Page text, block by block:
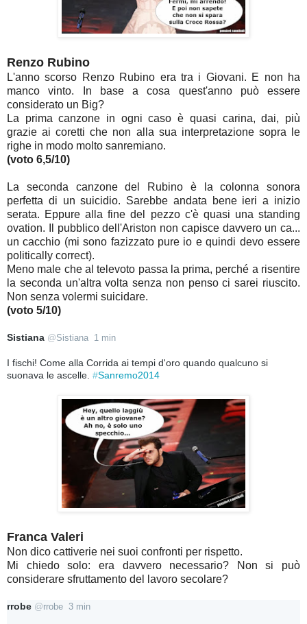
Renzo Rubino
L'anno scorso Renzo Rubino era tra i Giovani. E non ha
manco vinto. In base a cosa quest'anno può essere
considerato un Big?
La prima canzone in ogni caso è quasi carina, dai, più
grazie ai coretti che non alla sua interpretazione sopra le
righe in modo molto sanremiano.
(voto 6,5/10)
La seconda canzone del Rubino è la colonna sonora
perfetta di un suicidio. Sarebbe andata bene ieri a inizio
serata. Eppure alla fine del pezzo c'è quasi una standing
ovation. Il pubblico dell'Ariston non capisce davvero un ca...
un cacchio (mi sono fazizzato pure io e quindi devo essere
politically correct).
Meno male che al televoto passa la prima, perché a risentire
la seconda un'altra volta senza non penso ci sarei riuscito.
Non senza volermi suicidare.
(voto 5/10)
Sistiana @Sistiana 1 min
I fischi! Come alla Corrida ai tempi d'oro quando qualcuno si
suonava le ascelle. #Sanremo2014
Franca Valeri
Non dico cattiverie nei suoi confronti per rispetto.
Mi chiedo solo: era davvero necessario? Non si può
considerare sfruttamento del lavoro secolare?
rrobe @rrobe 3 min